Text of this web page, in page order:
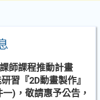
師課程推動計畫
習『2D動畫製作』
)，敬請惠予公告，